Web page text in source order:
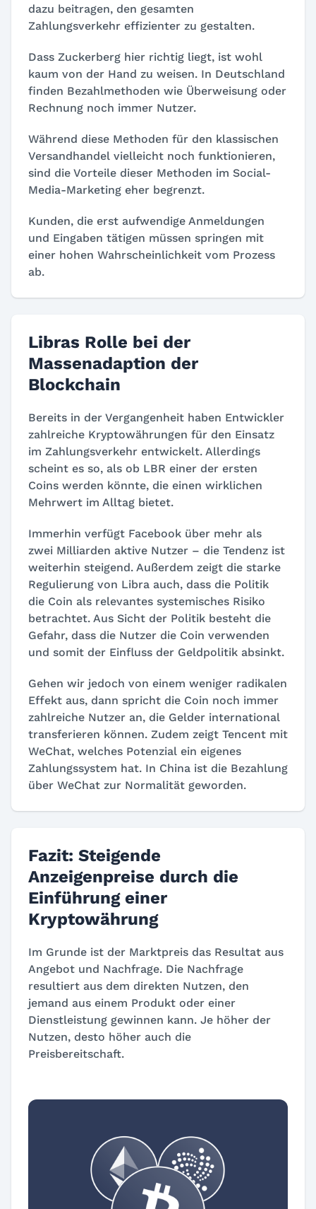
dazu beitragen, den gesamten
Zahlungsverkehr effizienter zu gestalten.
Dass Zuckerberg hier richtig liegt, ist wohl
kaum von der Hand zu weisen. In Deutschland
finden Bezahlmethoden wie Überweisung oder
Rechnung noch immer Nutzer.
Während diese Methoden für den klassischen
Versandhandel vielleicht noch funktionieren,
sind die Vorteile dieser Methoden im Social-
Media-Marketing eher begrenzt.
Kunden, die erst aufwendige Anmeldungen
und Eingaben tätigen müssen springen mit
einer hohen Wahrscheinlichkeit vom Prozess
ab.
Libras Rolle bei der
Massenadaption der
Blockchain
Bereits in der Vergangenheit haben Entwickler
zahlreiche Kryptowährungen für den Einsatz
im Zahlungsverkehr entwickelt. Allerdings
scheint es so, als ob LBR einer der ersten
Coins werden könnte, die einen wirklichen
Mehrwert im Alltag bietet.
Immerhin verfügt Facebook über mehr als
zwei Milliarden aktive Nutzer – die Tendenz ist
weiterhin steigend. Außerdem zeigt die starke
Regulierung von Libra auch, dass die Politik
die Coin als relevantes systemisches Risiko
betrachtet. Aus Sicht der Politik besteht die
Gefahr, dass die Nutzer die Coin verwenden
und somit der Einfluss der Geldpolitik absinkt.
Gehen wir jedoch von einem weniger radikalen
Effekt aus, dann spricht die Coin noch immer
zahlreiche Nutzer an, die Gelder international
transferieren können. Zudem zeigt Tencent mit
WeChat, welches Potenzial ein eigenes
Zahlungssystem hat. In China ist die Bezahlung
über WeChat zur Normalität geworden.
Fazit: Steigende
Anzeigenpreise durch die
Einführung einer
Kryptowährung
Im Grunde ist der Marktpreis das Resultat aus
Angebot und Nachfrage. Die Nachfrage
resultiert aus dem direkten Nutzen, den
jemand aus einem Produkt oder einer
Dienstleistung gewinnen kann. Je höher der
Nutzen, desto höher auch die
Preisbereitschaft.